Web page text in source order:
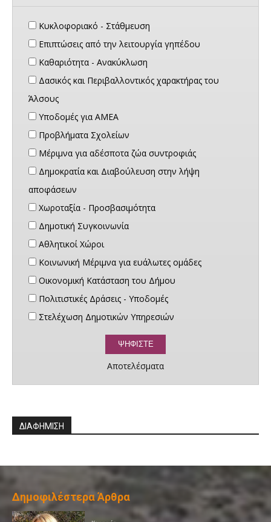
Κυκλοφοριακό - Στάθμευση
Επιπτώσεις από την λειτουργία γηπέδου
Καθαριότητα - Ανακύκλωση
Δασικός και Περιβαλλοντικός χαρακτήρας του
Άλσους
Υποδομές για ΑΜΕΑ
Προβλήματα Σχολείων
Μέριμνα για αδέσποτα ζώα συντροφιάς
Δημοκρατία και Διαβούλευση στην λήψη
αποφάσεων
Χωροταξία - Προσβασιμότητα
Δημοτική Συγκοινωνία
Αθλητικοί Χώροι
Κοινωνική Μέριμνα για ευάλωτες ομάδες
Οικονομική Κατάσταση του Δήμου
Πολιτιστικές Δράσεις - Υποδομές
Στελέχωση Δημοτικών Υπηρεσιών
Αποτελέσματα
ΔΙΑΦΗΜΙΣΗ
Δημοφιλέστερα Άρθρα